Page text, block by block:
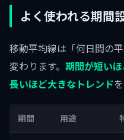
よく使われる期間
移動平均線は「何日間の
変わります。 期間が短い
長いほど大きなトレンド
期間 用途